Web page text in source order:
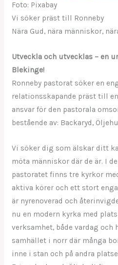
Foto: Pixabay
Vi söker präst till Ronneby
Nära Gud, nära människor,
Utveckla och utvecklas – en
Blekinge!
Ronneby pastorat söker en
relationsskapande präst till
ansvar för den pastorala
bestående av: Backaryd,
Vi söker dig som älskar ditt
möta människor där de är. I
pastoratet finns tre kyrkor
aktiva körer och ett stort
är nyrenoverad och
nu en modern kyrka med
verksamhet, både vardag och
samhället i norr där många
inne i stan och på andra